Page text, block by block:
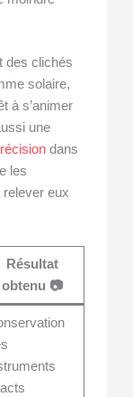
des clichés
solaire,
à s’animer
une
dans
les
eux
Résultat
obtenu 📷